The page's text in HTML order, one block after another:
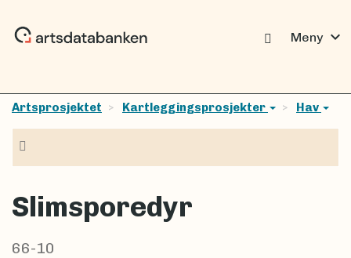
Meny expand_more
Artsprosjektet Kartleggingsprosjekter Hav
Slimsporedyr
66-10